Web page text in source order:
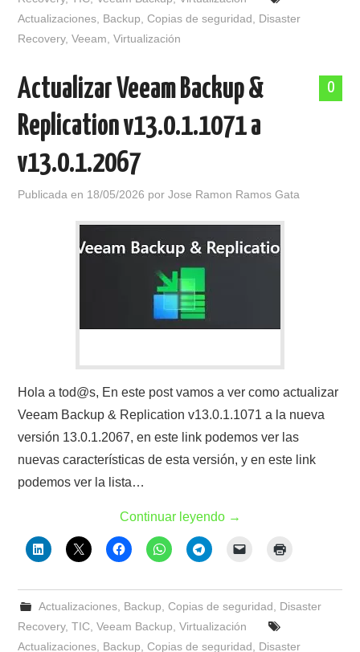
Actualizaciones Backup ,Copias de seguridad
Disaster
Recovery,Veeam ,Virtualización
0
Actualizar Veeam Backup &
Replication v13.0.1.1071 a
v13.0.1.2067
Publicada en 18/05/2026 porJose Ramon Ramos Gata
Hola a tod@s, En este post vamos a ver como actualizar
Veeam Backup & Replication v13.0.1.1071 a la nueva
versión 13.0.1.2067, en este link podemos ver las
nuevas características de esta versión, y en este link
podemos ver la lista…
Continuar leyendo →
Actualizaciones, Backup Copias de seguridad
Disaster
Recovery,TIC ,Veeam Backup ,Virtualización
Actualizaciones Backup ,Copias de seguridad Disaster